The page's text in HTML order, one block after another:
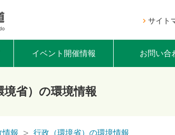
サイト
イベント開催情報 お問い合
境省）の環境情報
情報 行政（環境省）の環境情報